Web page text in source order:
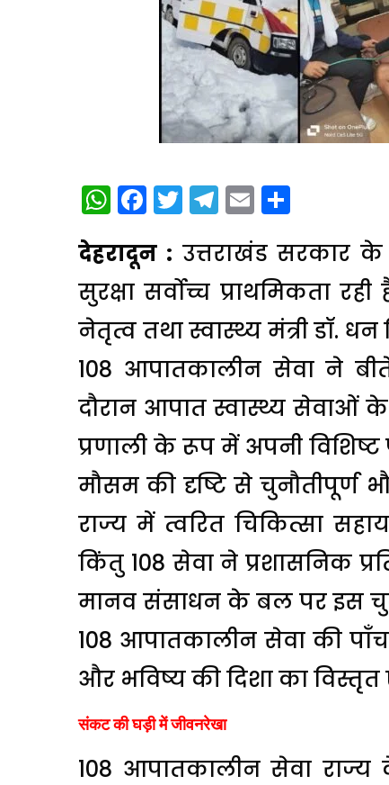
WhatsApp
Facebook
Twitter
Telegram
Email
देहरादून : उत्तराखंड सरकार
सुरक्षा सर्वोच्च प्राथमिकता
नेतृत्व तथा स्वास्थ्य मंत्री डॉ.
108 आपातकालीन सेवा ने
दौरान आपात स्वास्थ्य सेवाओं
प्रणाली के रूप में अपनी विशिष्ट
मौसम की दृष्टि से चुनौतीपूर्ण
राज्य में त्वरित चिकित्सा
किंतु 108 सेवा ने प्रशासनिक
मानव संसाधन के बल पर इस
108 आपातकालीन सेवा की
और भविष्य की दिशा का
संकट की घड़ी में जीवनरेखा
108 आपातकालीन सेवा